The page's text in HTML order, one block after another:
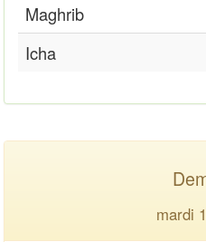
Maghrib
Icha
mardi